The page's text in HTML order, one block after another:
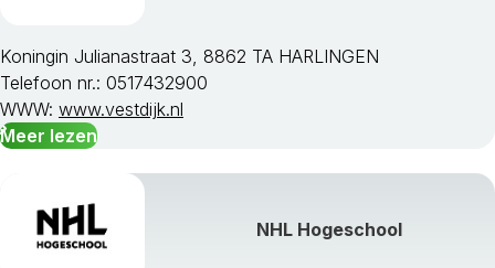
Sliedrecht
Spijkenisse
Strijen
Teylingen
Voorschoten
Waddinxveen
Koningin Julianastraat 3, 8862 TA HARLINGEN
Telefoon nr.: 0517432900
WWW: www.vestdijk.nl
Meer lezen
NHL Hogeschool